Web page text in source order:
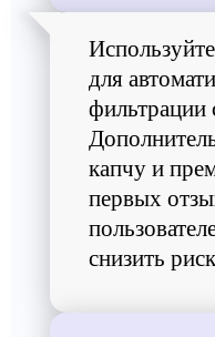
для
фильтрации
капчу и
первых
снизить